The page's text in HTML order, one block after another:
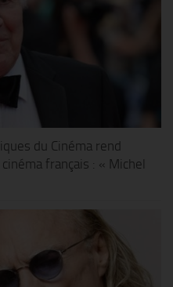
du Cinéma rend
français : « Michel